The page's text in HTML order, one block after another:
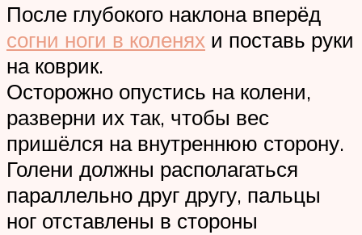
После глубокого наклона вперёд
согни ноги в коленях и поставь руки
на коврик.
Осторожно опустись на колени,
разверни их так, чтобы вес
пришёлся на внутреннюю сторону.
Голени должны располагаться
параллельно друг другу, пальцы
ног отставлены в стороны